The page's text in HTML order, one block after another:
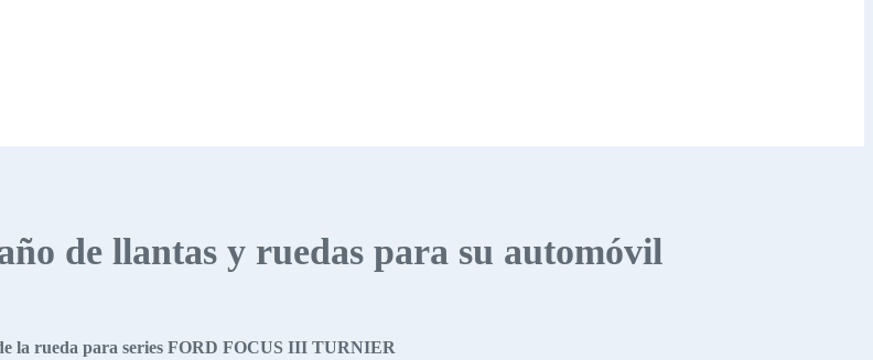
de llantas y ruedas para su automóvil
la rueda para series FORD FOCUS III TURNIER